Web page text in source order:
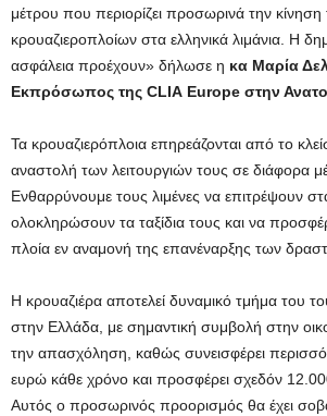
μέτρου που περιορίζει προσωρινά την
κρουαζιεροπλοίων στα ελληνικά λιμάνια. Η
ασφάλεια προέχουν» δήλωσε η κα Μαρία
Εκπρόσωπος της CLIA Europe στην
Τα κρουαζιερόπλοια επηρεάζονται από το
αναστολή των λειτουργιών τους σε διάφορα
Ενθαρρύνουμε τους λιμένες να επιτρέψουν
ολοκληρώσουν τα ταξίδια τους και να
πλοία εν αναμονή της επανέναρξης των
Η κρουαζιέρα αποτελεί δυναμικό τμήμα του
στην Ελλάδα, με σημαντική συμβολή στην
την απασχόληση, καθώς συνεισφέρει
ευρώ κάθε χρόνο και προσφέρει σχεδόν
Αυτός ο προσωρινός προορισμός θα έχει